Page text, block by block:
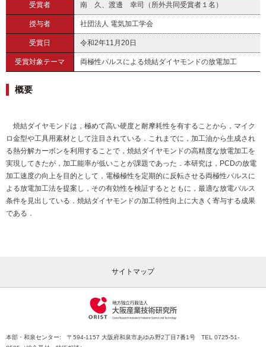
受賞者 南 久、渡邊 幸司（所外共同受賞者１名）
授与者 社団法人 電気加工学会
受賞日 令和2年11月20日
受賞対象テーマ 両極性パルスによる焼結ダイヤモンドの放電加工
概要
焼結ダイヤモンドは，極めて高い硬度と耐摩耗性を有することから，マイク
ロ金型や工具用素材として注目されている．これまでに，加工油から生成され
る熱分解カーボンを利用することで，焼結ダイヤモンドの高精度な放電加工を
実現してきたが，加工能率が低いことが課題であった．本研究は，PCDの放電
加工速度の向上を目的として，電極極性を定期的に反転させる両極性パルスに
よる放電加工法を提案し，その有効性を検証するとともに，最適な放電パルス
条件を見出している．焼結ダイヤモンドの加工特性向上に大きく寄与する成果
である．
サイトマップ
本部・和泉センター: 〒594-1157 大阪府和泉市あゆみ野2丁目7番1号 TEL 0725-51-